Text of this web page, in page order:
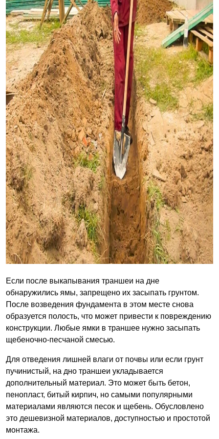
Если после выкапывания траншеи на дне
обнаружились ямы, запрещено их засыпать грунтом.
После возведения фундамента в этом месте снова
образуется полость, что может привести к повреждению
конструкции. Любые ямки в траншее нужно засыпать
щебеночно-песчаной смесью.
Для отведения лишней влаги от почвы или если грунт
пучинистый, на дно траншеи укладывается
дополнительный материал. Это может быть бетон,
пенопласт, битый кирпич, но самыми популярными
материалами являются песок и щебень. Обусловлено
это дешевизной материалов, доступностью и простотой
монтажа.